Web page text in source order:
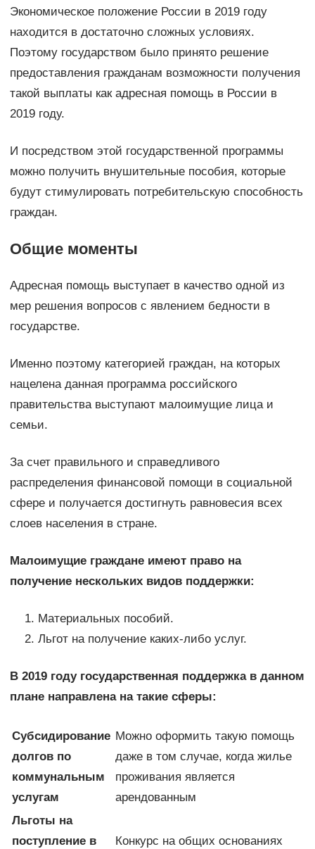
Экономическое положение России в 2019 году
находится в достаточно сложных условиях.
Поэтому государством было принято решение
предоставления гражданам возможности получения
такой выплаты как адресная помощь в России в
2019 году.
И посредством этой государственной программы
можно получить внушительные пособия, которые
будут стимулировать потребительскую способность
граждан.
Общие моменты
Адресная помощь выступает в качество одной из
мер решения вопросов с явлением бедности в
государстве.
Именно поэтому категорией граждан, на которых
нацелена данная программа российского
правительства выступают малоимущие лица и
семьи.
За счет правильного и справедливого
распределения финансовой помощи в социальной
сфере и получается достигнуть равновесия всех
слоев населения в стране.
Малоимущие граждане имеют право на
получение нескольких видов поддержки:
Материальных пособий.
Льгот на получение каких-либо услуг.
В 2019 году государственная поддержка в данном
плане направлена на такие сферы:
Субсидирование
долгов по
коммунальным
услугам
Можно оформить такую помощь
даже в том случае, когда жилье
проживания является
арендованным
Льготы на
поступление в
Конкурс на общих основаниях